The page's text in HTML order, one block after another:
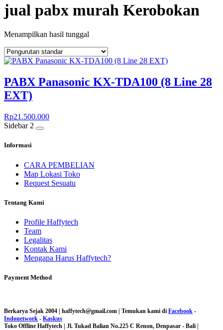
jual pabx murah Kerobokan
Menampilkan hasil tunggal
PABX Panasonic KX-TDA100 (8 Line 28
EXT)
Rp21.500.000
Sidebar 2
Informasi
CARA PEMBELIAN
Map Lokasi Toko
Request Sesuatu
Tentang Kami
Profile Haffytech
Team
Legalitas
Kontak Kami
Mengapa Harus Haffytech?
Payment Method
Berkarya Sejak 2004 | haffytech@gmail.com | Temukan kami di Facebook -
Indonetwork - Kaskus
Toko Offline Haffytech | Jl. Tukad Balian No.225 C Renon, Denpasar - Bali |